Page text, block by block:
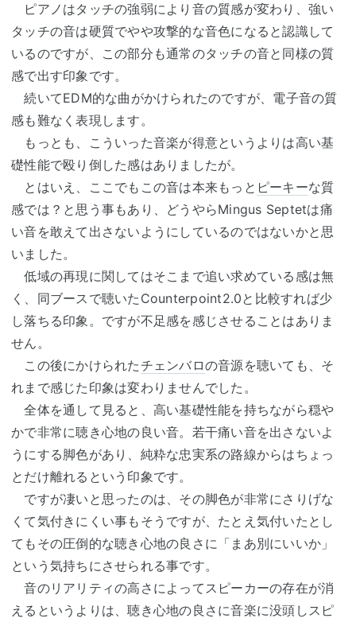
ピアノはタッチの強弱により音の質感が変わり、強い
タッチの音は硬質でやや攻撃的な音色になると認識して
いるのですが、この部分も通常のタッチの音と同様の質
感で出す印象です。
続いてEDM的な曲がかけられたのですが、電子音の質
感も難なく表現します。
もっとも、こういった音楽が得意というよりは高い基
礎性能で殴り倒した感はありましたが。
とはいえ、ここでもこの音は本来もっと ピーキーな質
感では？と思う事もあり、どうやらMingus Septetは痛
い音を敢えて出さないようにしているのではないかと思
いました。
低域の再現に関してはそこまで追い求めている感は無
く、同ブースで聴いたCounterpoint2.0と比較すれば少
し落ちる印象。ですが不足感を感じさせることはありま
せん。
この後にかけられたチェンバロの音源を聴いても、そ
れまで感じた印象は変わりませんでした。
全体を通して見ると、高い基礎性能を持ちながら穏や
かで非常に聴き心地の良い音。若干痛い音を出さないよ
うにする脚色があり、純粋な忠実系の路線からはちょっ
とだけ離れるという印象です。
ですが凄いと思ったのは、その脚色が非常にさりげな
くて気付きにくい事もそうですが、たとえ気付いたとし
てもその圧倒的な聴き心地の良さに「まあ別にいいか」
という気持ちにさせられる事です。
音のリアリティの高さによってスピーカーの存在が消
えるというよりは、聴き心地の良さに音楽に没頭しスピ